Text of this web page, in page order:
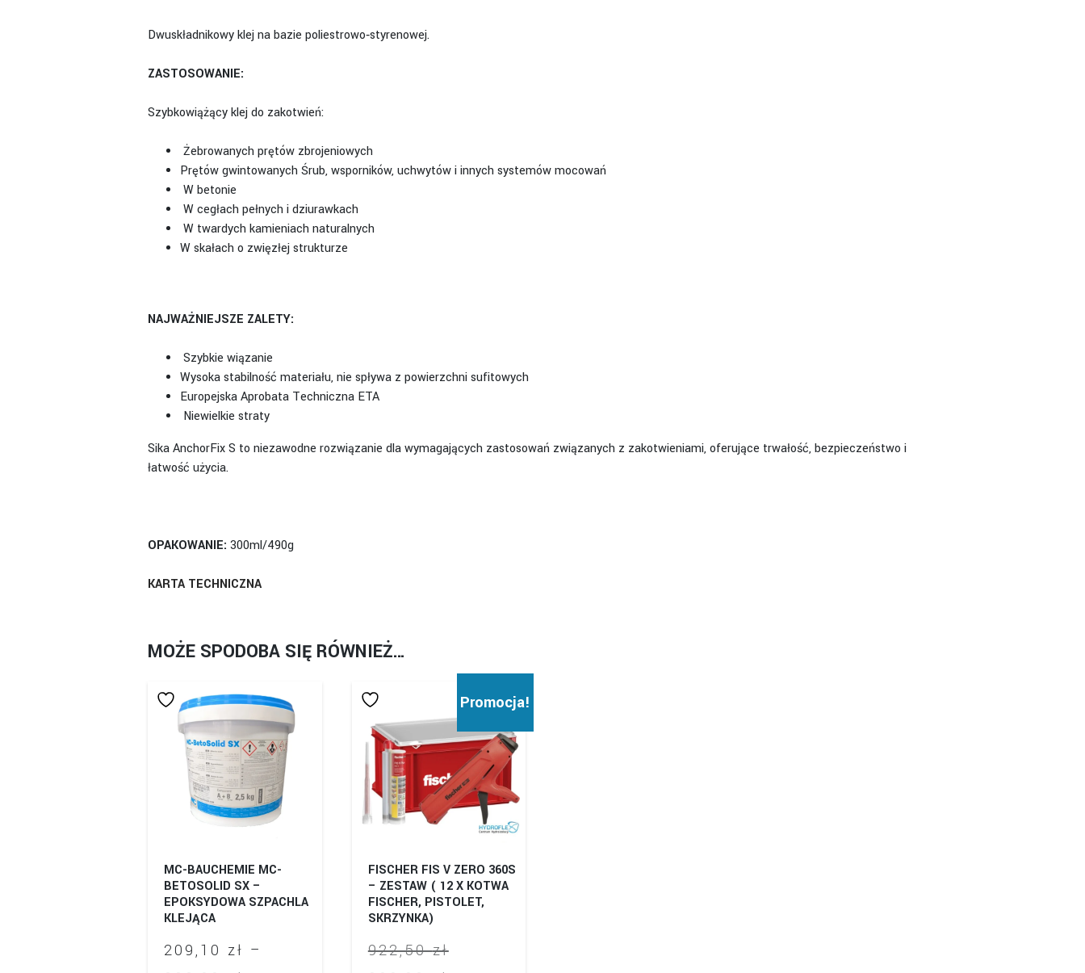
Dwuskładnikowy klej na bazie poliestrowo‐styrenowej.
ZASTOSOWANIE:
Szybkowiążący klej do zakotwień:
Żebrowanych prętów zbrojeniowych
Prętów gwintowanych Śrub, wsporników, uchwytów i innych systemów mocowań
W betonie
W cegłach pełnych i dziurawkach
W twardych kamieniach naturalnych
W skałach o zwięzłej strukturze
NAJWAŻNIEJSZE ZALETY:
Szybkie wiązanie
Wysoka stabilność materiału, nie spływa z powierzchni sufitowych
Europejska Aprobata Techniczna ETA
Niewielkie straty
Sika AnchorFix S to niezawodne rozwiązanie dla wymagających zastosowań związanych z zakotwieniami, oferujące trwałość, bezpieczeństwo i
łatwość użycia.
OPAKOWANIE: 300ml/490g
KARTA TECHNICZNA
MOŻE SPODOBA SIĘ RÓWNIEŻ…
MC-BAUCHEMIE MC-
BETOSOLID SX –
EPOKSYDOWA SZPACHLA
KLEJĄCA
209,10 zł –
Promocja!
FISCHER FIS V ZERO 360S
– ZESTAW ( 12 X KOTWA
FISCHER, PISTOLET,
SKRZYNKA)
922,50złPierwotna